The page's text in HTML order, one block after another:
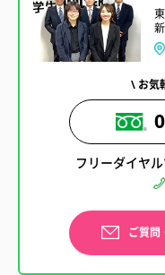
\ お気
フリーダイヤ
ご質問